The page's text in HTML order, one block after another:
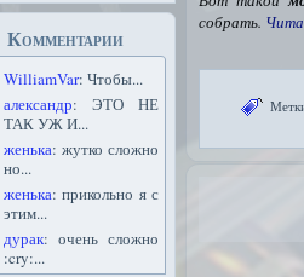
Комментарии
WilliamVar: Чтобы...
александр: ЭТО НЕ
ТАК УЖ И...
женька: жутко сложно
но...
женька: прикольно я с
этим...
дурак: очень сложно
:cry:...
собрать.